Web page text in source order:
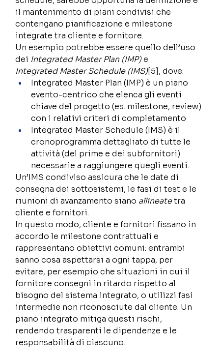
il mantenimento di piani condivisi che
contengano pianificazione e milestone
integrate tra cliente e fornitore.
Un esempio potrebbe essere quello dell’uso
dei Integrated Master Plan (IMP) e
Integrated Master Schedule (IMS)[5], dove:
Integrated Master Plan (IMP) è un piano
evento-centrico che elenca gli eventi
chiave del progetto (es. milestone, review)
con i relativi criteri di completamento
Integrated Master Schedule (IMS) è il
cronoprogramma dettagliato di tutte le
attività (del prime e dei subfornitori)
necessarie a raggiungere quegli eventi.
Un’IMS condiviso assicura che le date di
consegna dei sottosistemi, le fasi di test e le
riunioni di avanzamento siano allineate tra
cliente e fornitori.
In questo modo, cliente e fornitori fissano in
accordo le milestone contrattuali e
rappresentano obiettivi comuni: entrambi
sanno cosa aspettarsi a ogni tappa, per
evitare, per esempio che situazioni in cui il
fornitore consegni in ritardo rispetto al
bisogno del sistema integrato, o utilizzi fasi
intermedie non riconosciute dal cliente. Un
piano integrato mitiga questi rischi,
rendendo trasparenti le dipendenze e le
responsabilità di ciascuno.